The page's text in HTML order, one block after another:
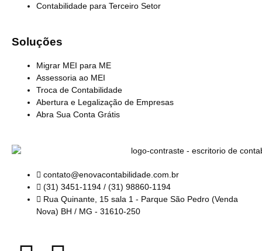
Contabilidade para Terceiro Setor
Soluções
Migrar MEI para ME
Assessoria ao MEI
Troca de Contabilidade
Abertura e Legalização de Empresas
Abra Sua Conta Grátis
contato@enovacontabilidade.com.br
(31) 3451-1194 / (31) 98860-1194
Rua Quinante, 15 sala 1 - Parque São Pedro (Venda
Nova) BH / MG - 31610-250